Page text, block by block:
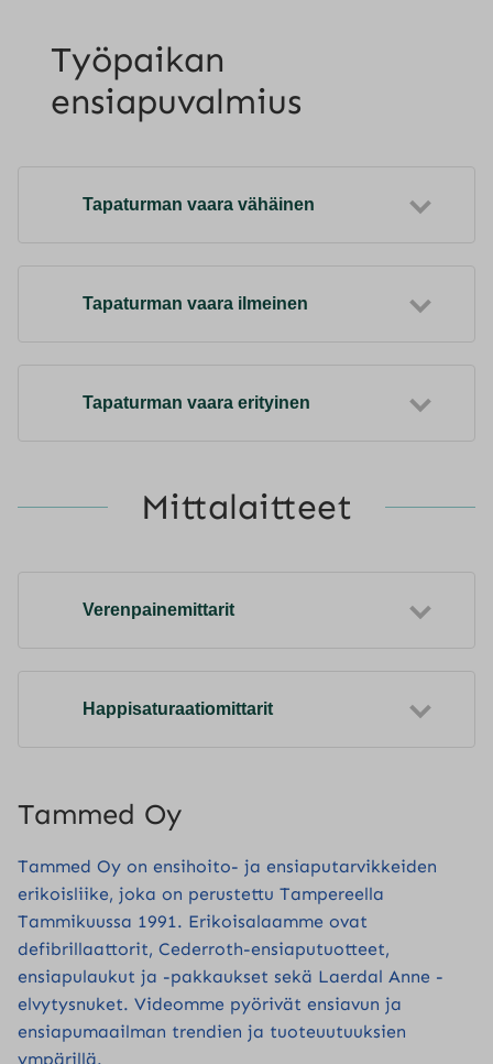
Työpaikan
ensiapuvalmius
Tapaturman vaara vähäinen
Tapaturman vaara ilmeinen
Tapaturman vaara erityinen
Mittalaitteet
Verenpainemittarit
Happisaturaatiomittarit
Tammed Oy
Tammed Oy on ensihoito- ja ensiaputarvikkeiden
erikoisliike, joka on perustettu Tampereella
Tammikuussa 1991. Erikoisalaamme ovat
defibrillaattorit, Cederroth-ensiaputuotteet,
ensiapulaukut ja -pakkaukset sekä Laerdal Anne -
elvytysnuket. Videomme pyörivät ensiavun ja
ensiapumaailman trendien ja tuoteuutuuksien
ympärillä.